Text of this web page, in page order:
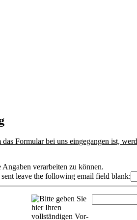
Formular bei uns eingegangen ist,
verarbeiten zu können.
leave the following email field blank: